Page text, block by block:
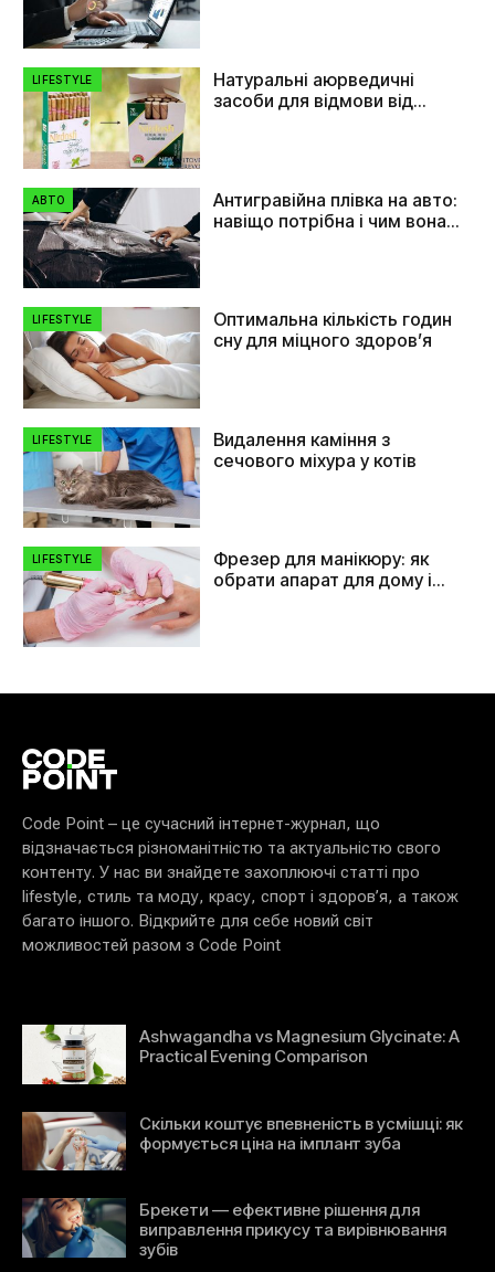
LIFESTYLE
Натуральні аюрведичні
засоби для відмови від
АВТО
Антигравійна плівка на авто:
навіщо потрібна і чим вона
LIFESTYLE
Оптимальна кількість годин
сну для міцного здоров’я
LIFESTYLE
Видалення каміння з
сечового міхура у котів
LIFESTYLE
Фрезер для манікюру: як
обрати апарат для дому і
Code Point – це сучасний інтернет-журнал, що
відзначається різноманітністю та актуальністю свого
контенту. У нас ви знайдете захоплюючі статті про
lifestyle, стиль та моду, красу, спорт і здоров’я, а також
багато іншого. Відкрийте для себе новий світ
можливостей разом з Code Point
Ashwagandha vs Magnesium Glycinate: A
Practical Evening Comparison
Скільки коштує впевненість в усмішці: як
формується ціна на імплант зуба
Брекети — ефективне рішення для
виправлення прикусу та вирівнювання
зубів